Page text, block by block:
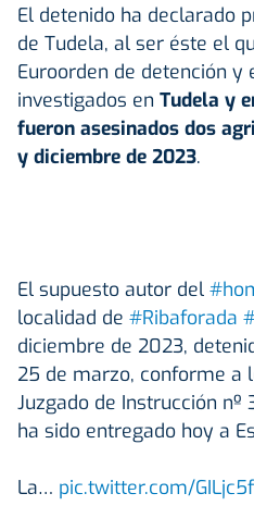
El detenido ha declarado
de Tudela, al ser éste el
Euroorden de detención
investigados en Tudela y
fueron asesinados dos
y diciembre de 2023.
El supuesto autor del
localidad de #Ribaforada
diciembre de 2023,
25 de marzo, conforme a
Juzgado de Instrucción nº
ha sido entregado hoy a
La… pic.twitter.com/